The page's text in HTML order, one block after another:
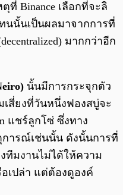
ที่ Binance เลือกที่จะลิ
ทนนั้นเป็นผลมาจากการที่
มากกว่าอีก
นั้นมีการกระจุกตัว
สี่ยงที่วันหนึ่งฟองสบู่จะ
แชร์ลูกโซ่ ซึ่งทาง
ารณ์เช่นนั้น ดังนั้นการที่
ทีมงานไม่ได้ให้ความ
เปล่า แต่ต้องดูองค์